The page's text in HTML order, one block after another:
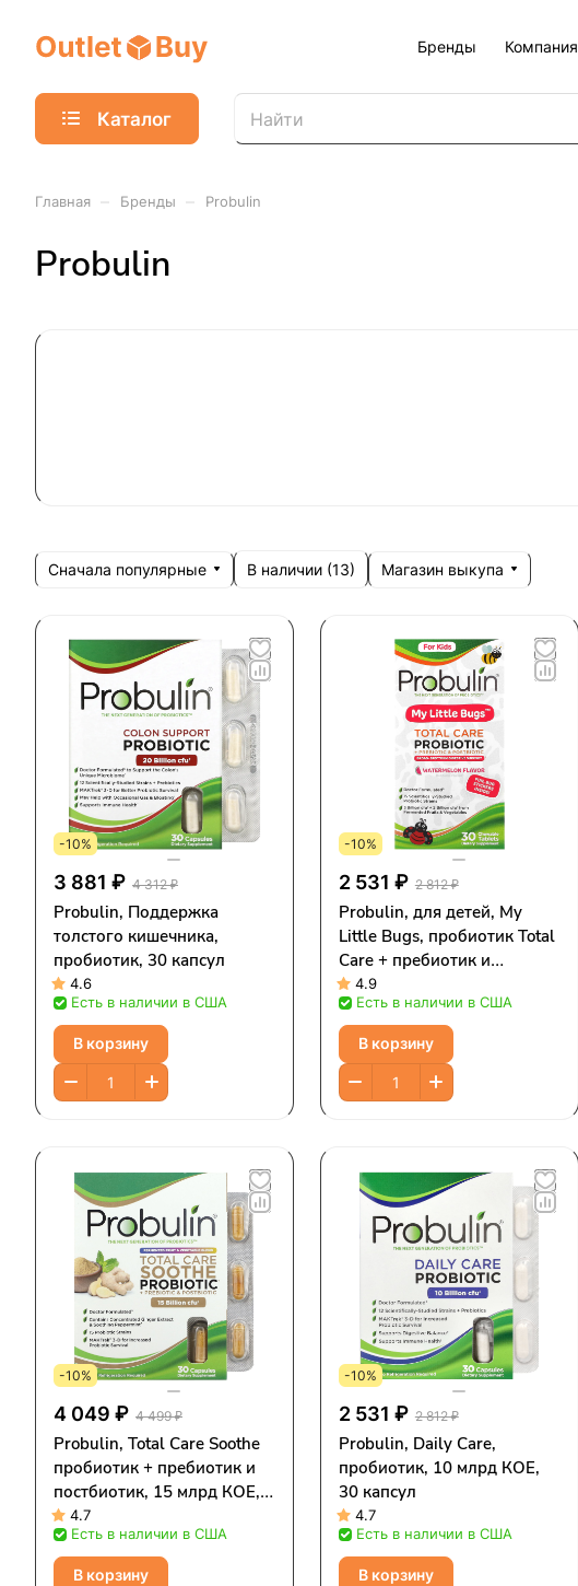
Бренды Компания
Каталог
Главная Бренды Probulin
Probulin
Сначала популярные В наличии (13) Магазин выкупа
-10%
3 881 ₽ 4 312 ₽
Probulin, Поддержка
толстого кишечника,
пробиотик, 30 капсул
4.6
Есть в наличии в США
В корзину
-10%
2 531 ₽ 2 812 ₽
Probulin, для детей, My
Little Bugs, пробиотик Total
Care + пребиотик и
постбиотик, арбуз, 30
жевательных таблеток
4.9
Есть в наличии в США
В корзину
-10%
4 049 ₽ 4 499 ₽
Probulin, Total Care Soothe
пробиотик + пребиотик и
постбиотик, 15 млрд КОЕ,
30 капсул
4.7
Есть в наличии в США
В корзину
-10%
2 531 ₽ 2 812 ₽
Probulin, Daily Care,
пробиотик, 10 млрд КОЕ,
30 капсул
4.7
Есть в наличии в США
В корзину